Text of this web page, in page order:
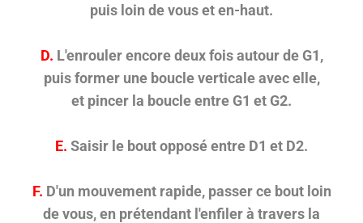
puis loin de vous et en-haut.
D. L'enrouler encore deux fois autour de G1,
puis former une boucle verticale avec elle,
et pincer la boucle entre G1 et G2.
E. Saisir le bout opposé entre D1 et D2.
F. D'un mouvement rapide, passer ce bout loin
de vous, en prétendant l'enfiler à travers la